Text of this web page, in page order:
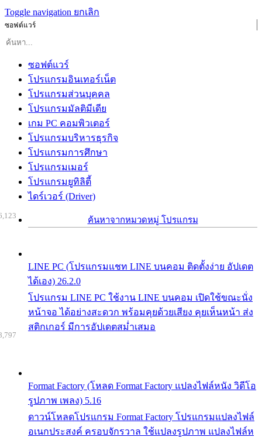
Toggle navigation ยกเลิก
ซอฟต์แวร์
ซอฟต์แวร์
โปรแกรมอินเทอร์เน็ต
โปรแกรมส่วนบุคคล
โปรแกรมมัลติมีเดีย
เกม PC คอมพิวเตอร์
โปรแกรมบริหารธุรกิจ
โปรแกรมการศึกษา
โปรแกรมเมอร์
โปรแกรมยูทิลิตี้
ไดร์เวอร์ (Driver)
ค้นหาจากหมวดหมู่ โปรแกรม
LINE PC (โปรแกรมแชท LINE บนคอม ติดตั้งง่าย อัปเดต
ได้เอง) 26.2.0
โปรแกรม LINE PC ใช้งาน LINE บนคอม เปิดใช้ขณะนั่ง
หน้าจอ ได้อย่างสะดวก พร้อมคุยด้วยเสียง คุยเห็นหน้า ส่ง
สติกเกอร์ มีการอัปเดตสม่ำเสมอ
Format Factory (โหลด Format Factory แปลงไฟล์หนัง วิดีโอ
รูปภาพ เพลง) 5.16
ดาวน์โหลดโปรแกรม Format Factory โปรแกรมแปลงไฟล์
อเนกประสงค์ ครอบจักรวาล ใช้แปลงรูปภาพ แปลงไฟล์ห